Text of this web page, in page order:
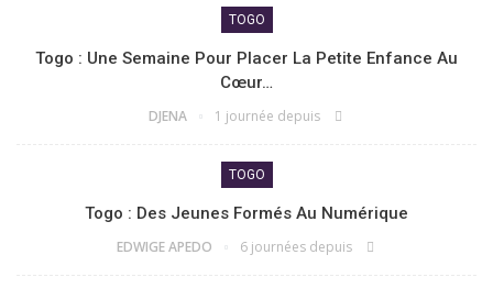
TOGO
Togo : Une Semaine Pour Placer La Petite Enfance Au
Cœur…
DJENA 1 journée depuis
TOGO
Togo : Des Jeunes Formés Au Numérique
EDWIGE APEDO 6 journées depuis